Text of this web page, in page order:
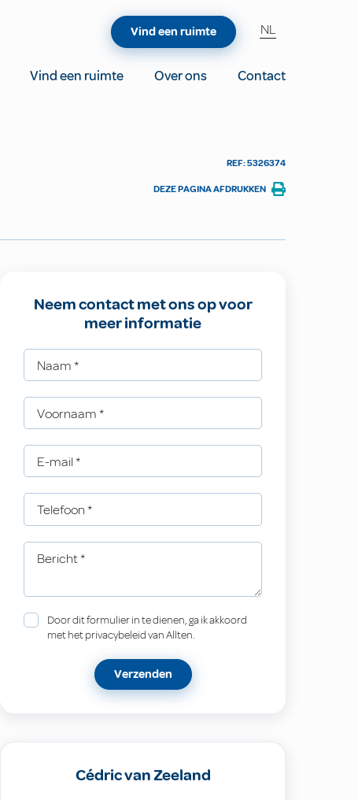
Vind een ruimte Over ons
Contact
Vind een ruimte NL
REF: 5326374
DEZE PAGINA AFDRUKKEN
Neem contact met ons op voor
meer informatie
Naam *
Voornaam *
E-mail *
Telefoon *
Bericht*
Door dit formulier in te dienen, ga ik akkoord
met het privacybeleid van Allten.
Verzenden
Cédric van Zeeland